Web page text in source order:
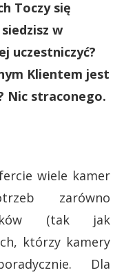
Toczy się
w
uczestniczyć?
Klientem jest
Nic straconego.
wiele kamer
zarówno
(tak jak
którzy kamery
Dla